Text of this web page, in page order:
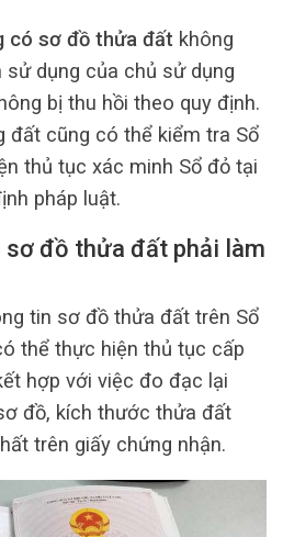
có sơ đồ thửa đất không
sử dụng của chủ sử dụng
bị thu hồi theo quy định.
đất cũng có thể kiểm tra Sổ
thủ tục xác minh Sổ đỏ tại
pháp luật.
sơ đồ thửa đất phải làm
tin sơ đồ thửa đất trên Sổ
thể thực hiện thủ tục cấp
hợp với việc đo đạc lại
đồ, kích thước thửa đất
trên giấy chứng nhận.